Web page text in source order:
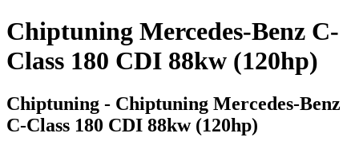
Chiptuning Mercedes-Benz C-
Class 180 CDI 88kw (120hp)
Chiptuning - Chiptuning Mercedes-Benz
C-Class 180 CDI 88kw (120hp)